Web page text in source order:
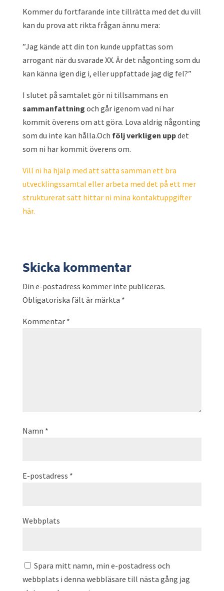
Kommer du fortfarande inte tillrätta med det du vill
kan du prova att rikta frågan ännu mera:
”Jag kände att din ton kunde uppfattas som
arrogant när du svarade XX. Är det någonting som du
kan känna igen dig i, eller uppfattade jag dig fel?”
I slutet på samtalet gör ni tillsammans en
sammanfattning och går igenom vad ni har
kommit överens om att göra. Lova aldrig någonting
som du inte kan hålla.Och följ verkligen uppdet
som ni har kommit överens om.
Vill ni ha hjälp med att sätta samman ett bra
utvecklingssamtal eller arbeta med det på ett mer
strukturerat sätt hittar ni mina kontaktuppgifter
här.
Skicka kommentar
Din e-postadress kommer inte publiceras.
Obligatoriska fält är märkta *
Kommentar *
Namn *
E-postadress *
Webbplats
Spara mitt namn, min e-postadress och
webbplats i denna webbläsare till nästa gång jag